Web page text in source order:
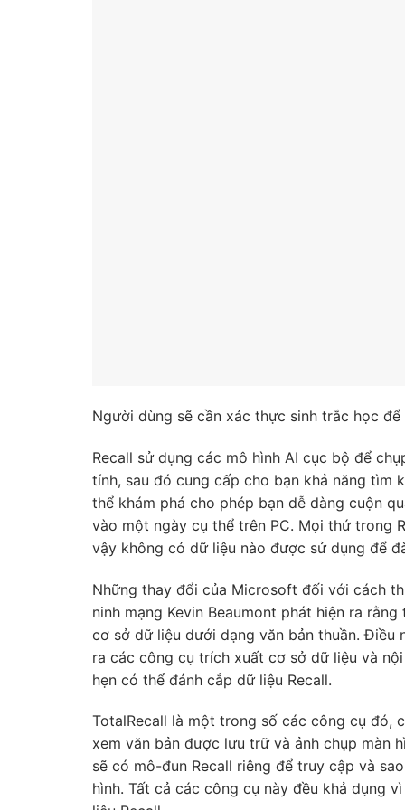
Người dùng sẽ cần xác thực sinh trắc học để
Recall sử dụng các mô hình AI cục bộ để
tính, sau đó cung cấp cho bạn khả năng
thể khám phá cho phép bạn dễ dàng cuộn
vào một ngày cụ thể trên PC. Mọi thứ trong
vậy không có dữ liệu nào được sử dụng để
Những thay đổi của Microsoft đối với cách
ninh mạng Kevin Beaumont phát hiện ra
cơ sở dữ liệu dưới dạng văn bản thuần. Điều
ra các công cụ trích xuất cơ sở dữ liệu và
hẹn có thể đánh cắp dữ liệu Recall.
TotalRecall là một trong số các công cụ đó,
xem văn bản được lưu trữ và ảnh chụp màn
sẽ có mô-đun Recall riêng để truy cập và
hình. Tất cả các công cụ này đều khả dụng